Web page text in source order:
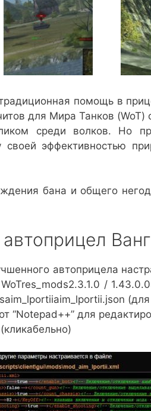
помощь в
для Мира Танков
среди волков. Но
своей эффективностью
бана и общего
автоприцела
/
“Notepad++” для